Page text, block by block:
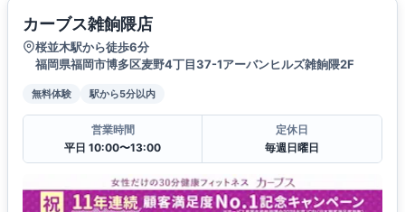
カーブス雑餉隈店
桜並木駅から徒歩6分
福岡県福岡市博多区麦野4丁目37-1アーバンヒルズ雑餉隈2F
無料体験 駅から5分以内
営業時間
平日 10:00〜13:00
定休日
毎週日曜日